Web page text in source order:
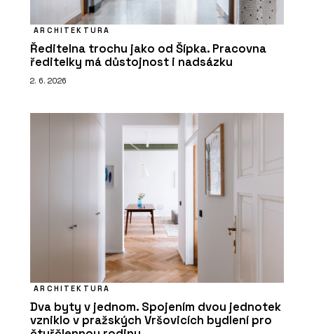
ARCHITEKTURA
Ředitelna trochu jako od Šípka. Pracovna
ředitelky má důstojnost i nadsázku
2. 6. 2026
ARCHITEKTURA
Dva byty v jednom. Spojením dvou jednotek
vzniklo v pražských Vršovicích bydlení pro